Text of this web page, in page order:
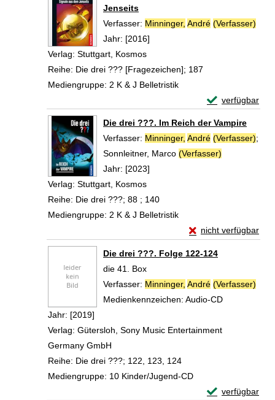
Jenseits
Verfasser: Minninger, André (Verfasser)
Jahr: [2016]
Verlag: Stuttgart, Kosmos
Reihe: Die drei ??? [Fragezeichen]; 187
Mediengruppe: 2 K & J Belletristik
verfügbar
Exemplar-
Die drei ???. Im Reich der Vampire
Verfasser: Minninger, André (Verfasser);
Sonnleitner, Marco (Verfasser)
Jahr: [2023]
Verlag: Stuttgart, Kosmos
Reihe: Die drei ???; 88 ; 140
Mediengruppe: 2 K & J Belletristik
nicht verfügbar
Exemplar-Details
Die drei ???. Folge 122-124
die 41. Box
Verfasser: Minninger, André (Verfasser)
Medienkennzeichen: Audio-CD
Jahr: [2019]
Verlag: Gütersloh, Sony Music Entertainment
Germany GmbH
Reihe: Die drei ???; 122, 123, 124
Mediengruppe: 10 Kinder/Jugend-CD
verfügbar
Exemplar-